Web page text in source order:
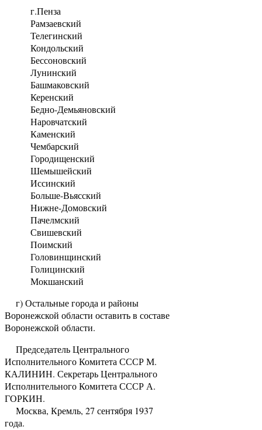
г.Пенза
Рамзаевский
Телегинский
Кондольский
Бессоновский
Лунинский
Башмаковский
Керенский
Бедно-Демьяновский
Наровчатский
Каменский
Чембарский
Городищенский
Шемышейский
Иссинский
Больше-Вьясский
Нижне-Домовский
Пачелмский
Свишевский
Поимский
Головинщинский
Голицинский
Мокшанский
г) Остальные города и районы
Воронежской области оставить в составе
Воронежской области.
Председатель Центрального
Исполнительного Комитета СССР М.
КАЛИНИН. Секретарь Центрального
Исполнительного Комитета СССР А.
ГОРКИН.
Москва, Кремль, 27 сентября 1937
года.